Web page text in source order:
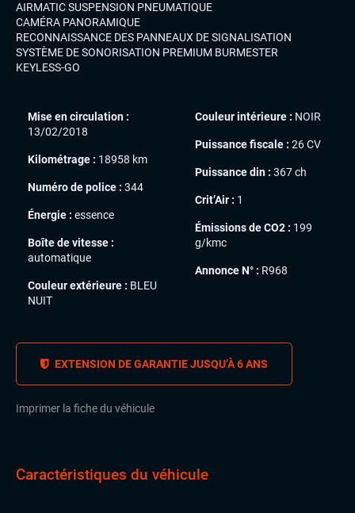
AIRMATIC SUSPENSION PNEUMATIQUE
CAMÉRA PANORAMIQUE
RECONNAISSANCE DES PANNEAUX DE SIGNALISATION
SYSTÈME DE SONORISATION PREMIUM BURMESTER
KEYLESS-GO
Mise en circulation :
13/02/2018
Kilométrage : 18958 km
Numéro de police : 344
Énergie : essence
Boîte de vitesse :
automatique
Couleur extérieure : BLEU
NUIT
Couleur intérieure : NOIR
Puissance fiscale : 26 CV
Puissance din : 367 ch
Crit’Air : 1
Émissions de CO2 : 199
g/kmc
Annonce N° : R968
EXTENSION DE GARANTIE JUSQU’À 6 ANS
Imprimer la fiche du véhicule
Caractéristiques du véhicule